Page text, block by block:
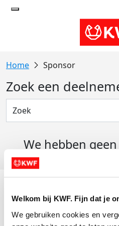
Welkom bij KWF. Fijn dat je
We gebruiken cookies en
Sponsor
Zoek een
We hebben
Actiematerialen
Evenementen